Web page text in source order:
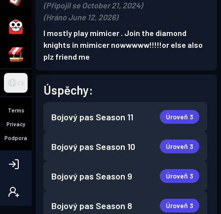
CS
Terms
Privacy
Podpora
(Připojil se October 21, 2024)
(Hráno June 12, 2026)
I mostly play mimicer . Join the diamond
knights in mimicer nowwwww!!!!!or else also
plz friend me
Úspěchy:
Bojový pas Season 11 Úroveň 3
Bojový pas Season 10 Úroveň 3
Bojový pas Season 9 Úroveň 3
Bojový pas Season 8 Úroveň 3